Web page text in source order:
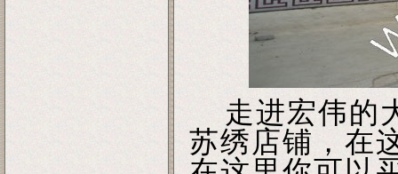
走进宏伟的
苏绣店铺，在